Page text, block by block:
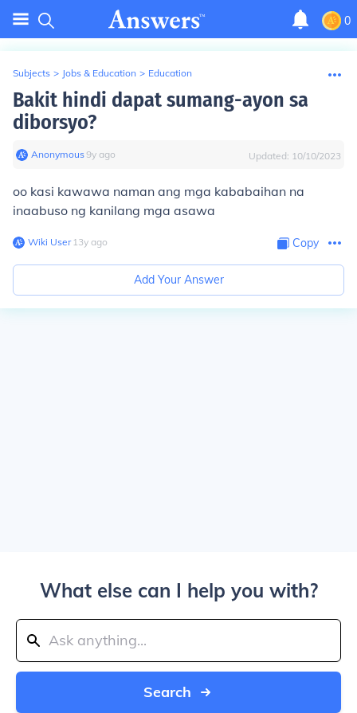
0
Subjects > Jobs & Education > Education
Bakit hindi dapat sumang-ayon sa
diborsyo?
Anonymous∙9y ago Updated: 10/10/2023
oo kasi kawawa naman ang mga kababaihan na
inaabuso ng kanilang mga asawa
Wiki User∙13y ago Copy
Add Your Answer
What else can I help you with?
Search